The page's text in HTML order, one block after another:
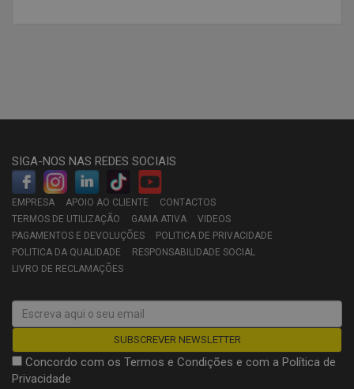
SIGA-NOS NAS REDES SOCIAIS
EMPRESA APOIO AO CLIENTE
CONTACTOS
TERMOS DE UTILIZAÇÃO
GAMA ATIVA
VIDEOS
PAGAMENTOS E DEVOLUÇÕES
POLITICA DE PRIVACIDADE
POLITICA DA QUALIDADE
RESPONSABILIDADE SOCIAL
LIVRO DE RECLAMAÇÕES
Concordo com os Termos e Condições e com a Política de
Privacidade